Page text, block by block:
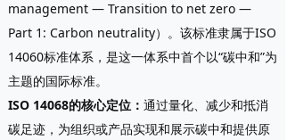
management — Transition to net zero —
Part 1: Carbon neutrality）。该标准隶属于ISO
14060标准体系，是这一体系中首个以“碳中和”为
主题的国际标准。
ISO 14068的核心定位 ： 通过量化、减少和抵消
碳足迹，为组织或产品实现和展示碳中和提供原